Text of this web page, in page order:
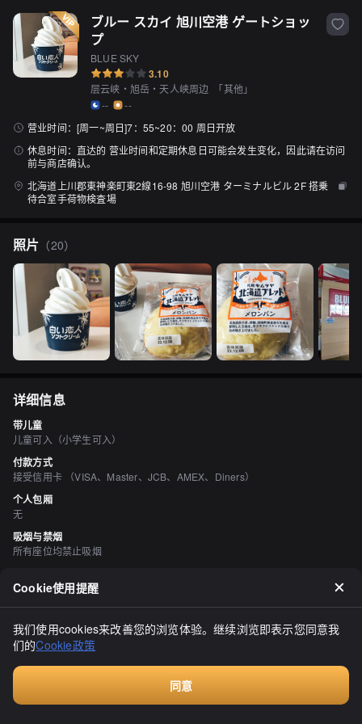
ブルー スカイ 旭川空港 ゲートショッ
プ
BLUE SKY
3.10
层云峡・旭岳・天人峡周边 「其他」
--
--
营业时间： [周一~周日]7：55~20：00 周日开放
休息时间： 直达的 营业时间和定期休息日可能会发生变化，因此请在访问
前与商店确认。
北海道上川郡東神楽町東2線16-98 旭川空港 ターミナルビル 2F 搭乗
待合室手荷物検査場
照片 （20）
详细信息
带儿童
儿童可入（小学生可入）
付款方式
接受信用卡 （VISA、Master、JCB、AMEX、Diners）
个人包厢
无
吸烟与禁烟
所有座位均禁止吸烟
有 【旭川机场停车场】1P：1,247个车位 2P：241个车位 <收费>1小时以内
空间与设备
无障碍设施、有免费Wi-Fi、有付费Wi-Fi
评价
Cookie使用提醒
我们使用cookies来改善您的浏览体验。继续浏览即表示您同意我
们的Cookie政策
同意